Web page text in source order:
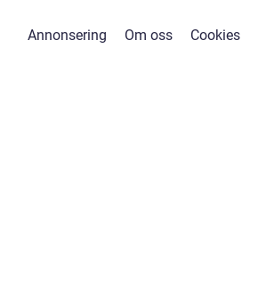
Annonsering Om oss Cookies